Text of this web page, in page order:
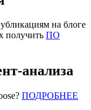
на блоге
получить ПО
анализа
ПОДРОБНЕЕ